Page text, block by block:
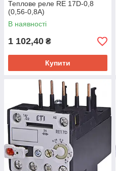
Теплове реле RE 17D-0,8
(0,56-0,8A)
В наявності
1 102,40 ₴
Купити